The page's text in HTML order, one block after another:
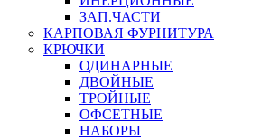
ЗАП.ЧАСТИ
КАРПОВАЯ ФУРНИТУРА
КРЮЧКИ
ОДИНАРНЫЕ
ДВОЙНЫЕ
ТРОЙНЫЕ
ОФСЕТНЫЕ
НАБОРЫ